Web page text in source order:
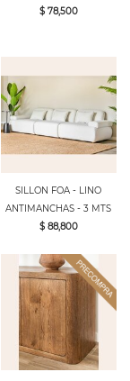
$ 78,500
SILLON FOA - LINO
ANTIMANCHAS - 3 MTS
$ 88,800